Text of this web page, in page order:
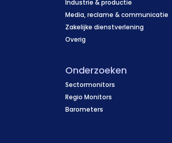
Industrie & productie
Media, reclame & communicatie
Zakelijke dienstverlening
Overig
Onderzoeken
Sectormonitors
Regio Monitors
Barometers